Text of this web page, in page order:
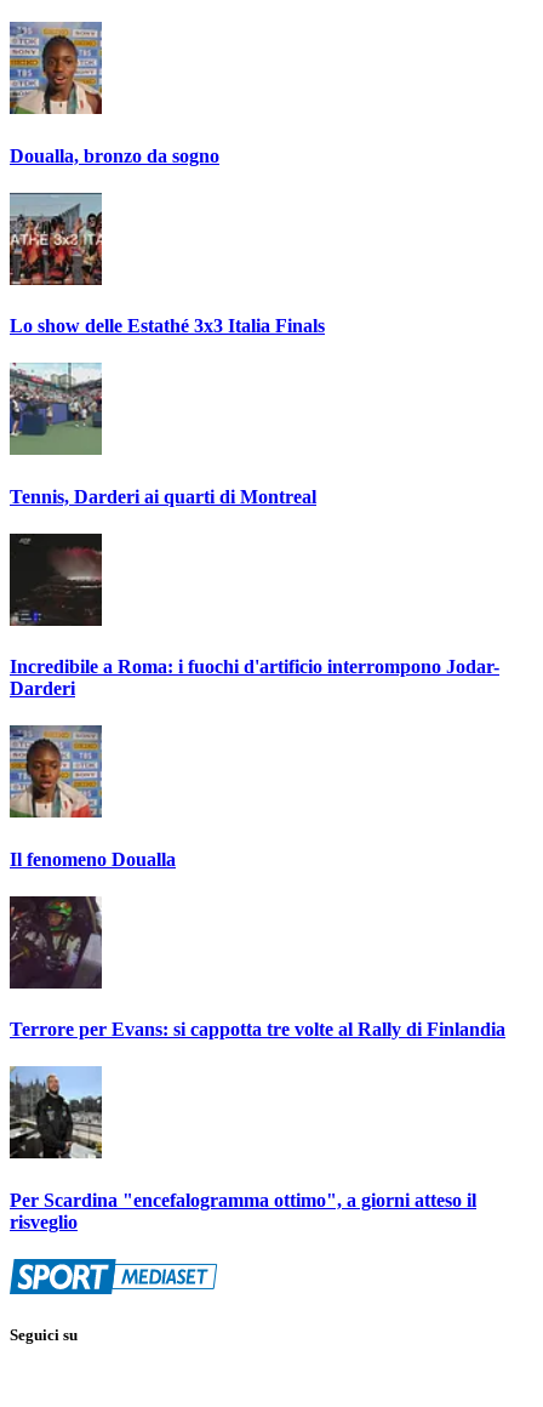
Doualla, bronzo da sogno
Lo show delle Estathé 3x3 Italia Finals
Tennis, Darderi ai quarti di Montreal
Incredibile a Roma: i fuochi d'artificio interrompono Jodar-
Darderi
Il fenomeno Doualla
Terrore per Evans: si cappotta tre volte al Rally di Finlandia
Per Scardina "encefalogramma ottimo", a giorni atteso il
risveglio
Seguici su